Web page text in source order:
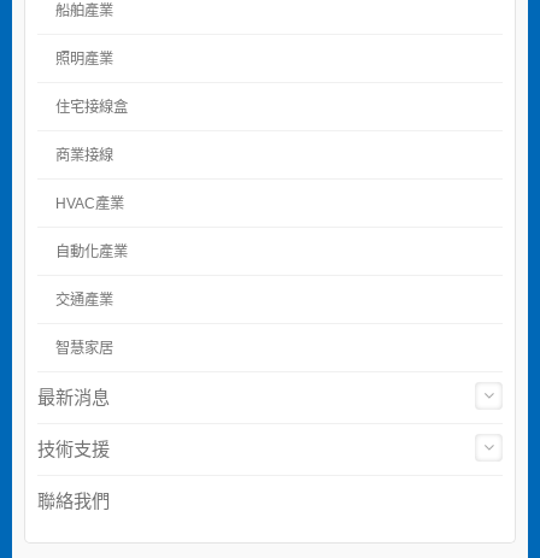
船舶產業
照明產業
住宅接線盒
商業接線
HVAC產業
自動化產業
交通產業
智慧家居
最新消息
技術支援
聯絡我們